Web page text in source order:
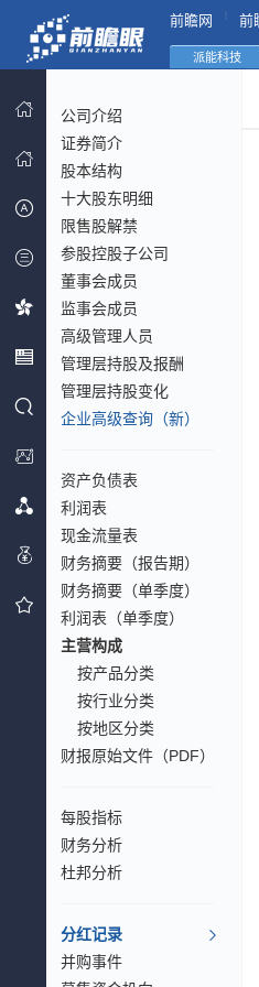
前瞻网 前
派能科技
公司介绍
证券简介
股本结构
十大股东明细
限售股解禁
参股控股子公司
董事会成员
监事会成员
高级管理人员
管理层持股及报酬
管理层持股变化
企业高级查询（新）
资产负债表
利润表
现金流量表
财务摘要（报告期）
财务摘要（单季度）
利润表（单季度）
主营构成
按产品分类
按行业分类
按地区分类
财报原始文件（PDF）
每股指标
财务分析
杜邦分析
分红记录
并购事件